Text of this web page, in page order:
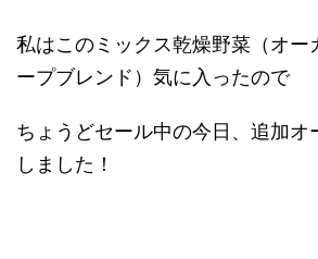
私はこのミックス乾燥野菜（オー
ープブレンド）気に入ったので
ちょうどセール中の今日、追加オ
しました！